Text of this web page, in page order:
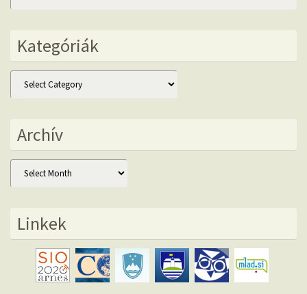
Kategóriák
Kategóriák
Archív
Archív
Linkek